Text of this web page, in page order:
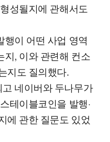
성될지에 관해서도
이 어떤 사업 영역
지, 이와 관련해 컨소
지도 질의했다.
네이버와 두나무가
테이블코인을 발행·
에 관한 질문도 있었